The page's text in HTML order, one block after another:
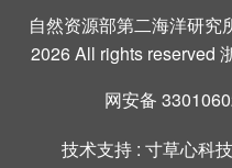
自然资源部第二海洋研
2026 All rights reserved
网安备
技术支持 : 寸草心科技